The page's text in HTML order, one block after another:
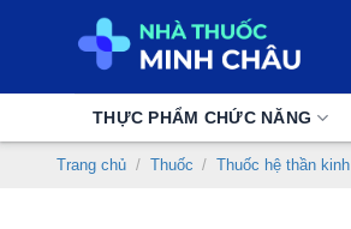
THỰC PHẨM CHỨC NĂNG
Trang chủ / Thuốc / Thuốc hệ thần kinh